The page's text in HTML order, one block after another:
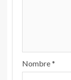
Nombre*